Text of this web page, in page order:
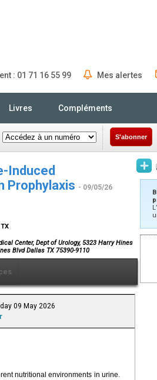
: 01 71 16 55 99 Mes alertes
Livres Compléments
S'abonner
Induced
Prophylaxis - 09/05/26
Center, Dept of Urology, 5323 Harry Hines
Blvd Dallas TX 75390-9110
09 May 2026
nutritional environments in urine.